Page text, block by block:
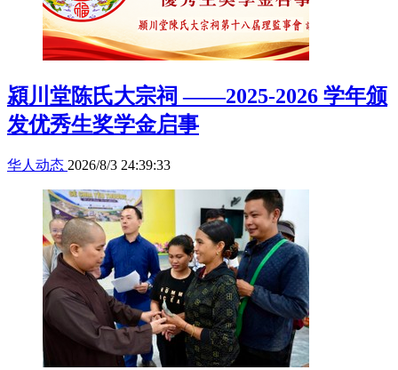
潁川堂陈氏大宗祠 ——2025-2026 学年颁
发优秀生奖学金启事
华人动态 2026/8/3 24:39:33